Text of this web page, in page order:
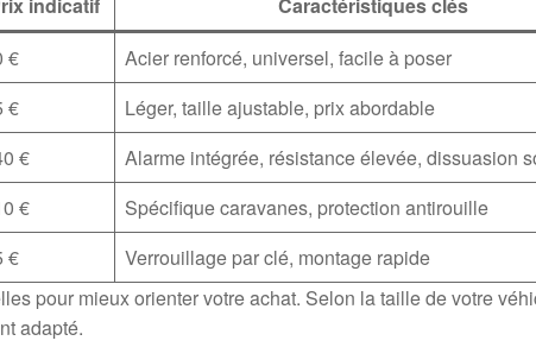
€
Acier renforcé, universel, facile à poser
€
Léger, taille ajustable, prix abordable
€
Alarme intégrée, résistance élevée, dissuasion
€
Spécifique caravanes, protection antirouille
€
Verrouillage par clé, montage rapide
pour mieux orienter votre achat. Selon la taille de votre
adapté.